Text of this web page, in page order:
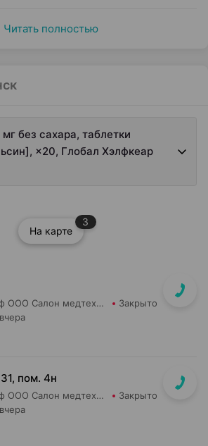
Читать полностью
без сахара, таблетки
×20, Глобал Хэлфкеар
На карте
3
Медпростор Пролайф ООО Салон медтехники и ортопедии №30 Закрыто
пом. 4н
Медпростор Пролайф ООО Салон медтехники и ортопедии №51 Закрыто